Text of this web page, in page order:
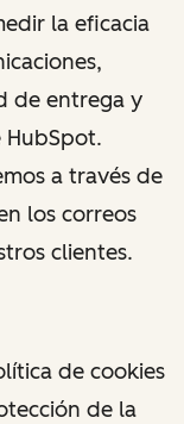
la eficacia
de entrega y
a través de
los correos
clientes.
de cookies
de la